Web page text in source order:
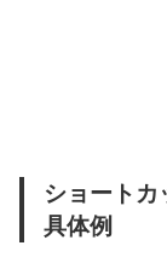
ショート
具体例